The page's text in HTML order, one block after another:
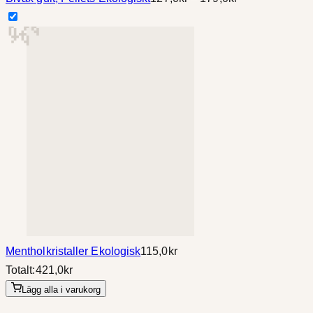
Mentholkristaller Ekologisk115,0kr
Totalt:421,0kr
Lägg alla i varukorg